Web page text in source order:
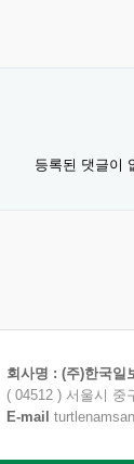
등록된 댓글이
회사명 : (주)한국일
( 04512 ) 서울시 중
E-mail